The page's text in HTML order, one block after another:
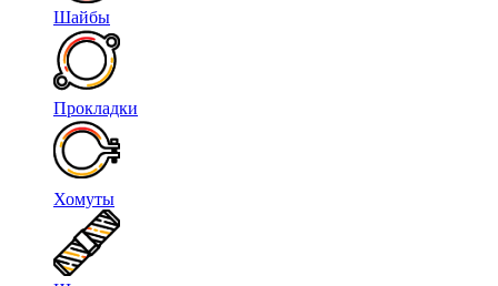
Шайбы
Прокладки
Хомуты